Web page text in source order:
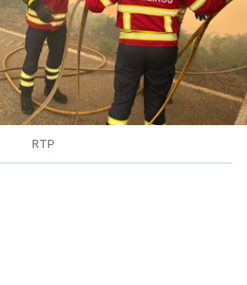
RTP